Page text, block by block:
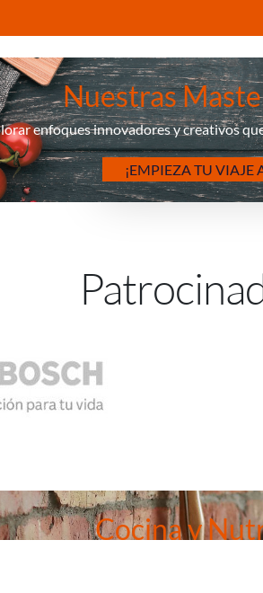
Nuestras
enfoques innovadores y creativos
¡EMPIEZA TU VIAJE
Cocina y